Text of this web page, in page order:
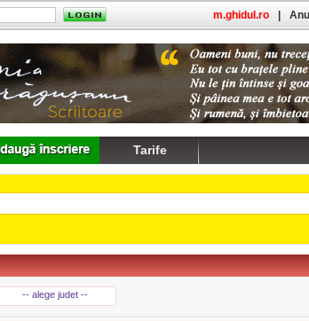
-- alege judet --
m.ghidul.ro
Tarife